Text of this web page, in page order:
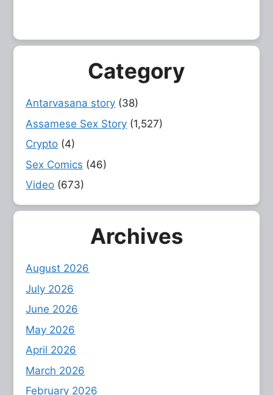
Category
Antarvasana story (38)
Assamese Sex Story (1,527)
Crypto (4)
Sex Comics (46)
Video (673)
Archives
August 2026
July 2026
June 2026
May 2026
April 2026
March 2026
February 2026